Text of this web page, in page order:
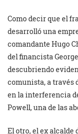
Como decir que el
desarrolló una
comandante Hugo
del financista
descubriendo
comunista, a través
en la interferencia
Powell, una de las
El otro, el ex alcalde